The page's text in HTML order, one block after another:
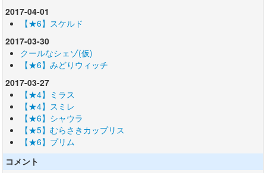
2017-04-01
【★6】スケルド
2017-03-30
クールなシェゾ(仮)
【★6】みどりウィッチ
2017-03-27
【★4】ミラス
【★4】スミレ
【★6】シャウラ
【★5】むらさきカップリス
【★6】プリム
コメント